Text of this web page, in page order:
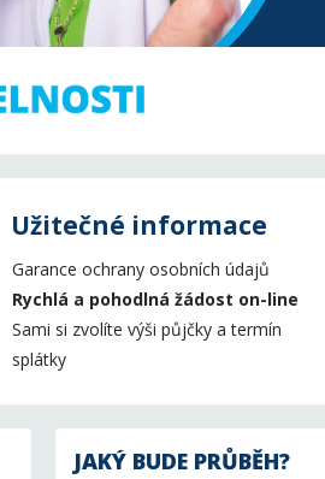
Užitečné informace
Garance ochrany osobních údajů
Rychlá a pohodlná žádost on-line
Sami si zvolíte výši půjčky a termín
splátky
JAKÝ BUDE PRŮBĚH?